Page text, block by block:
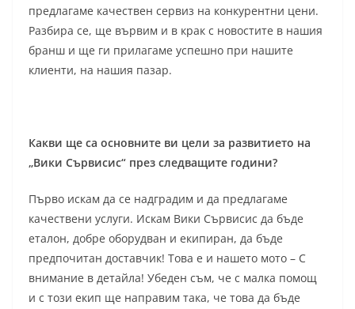
предлагаме качествен сервиз на конкурентни цени.
Разбира се, ще вървим и в крак с новостите в нашия
бранш и ще ги прилагаме успешно при нашите
клиенти, на нашия пазар.
Какви ще са основните ви цели за развитието на
„Вики Сървисис“ през следващите години?
Първо искам да се надградим и да предлагаме
качествени услуги. Искам Вики Сървисис да бъде
еталон, добре оборудван и екипиран, да бъде
предпочитан доставчик! Това е и нашето мото – С
внимание в детайла! Убеден съм, че с малка помощ
и с този екип ще направим така, че това да бъде